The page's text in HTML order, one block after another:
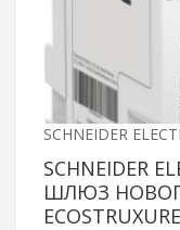
SCHNEIDER
SCHNEIDER
ШЛЮЗ